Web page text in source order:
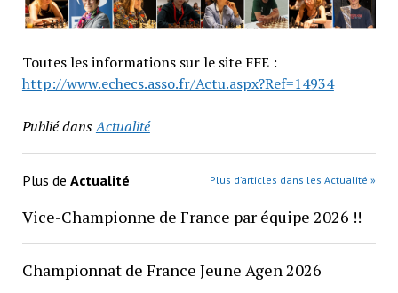
Toutes les informations sur le site FFE :
http://www.echecs.asso.fr/Actu.aspx?Ref=14934
Publié dansActualité
Plus de Actualité Plus d’articles dans les Actualité »
Vice-Championne de France par équipe 2026 !!
Championnat de France Jeune Agen 2026